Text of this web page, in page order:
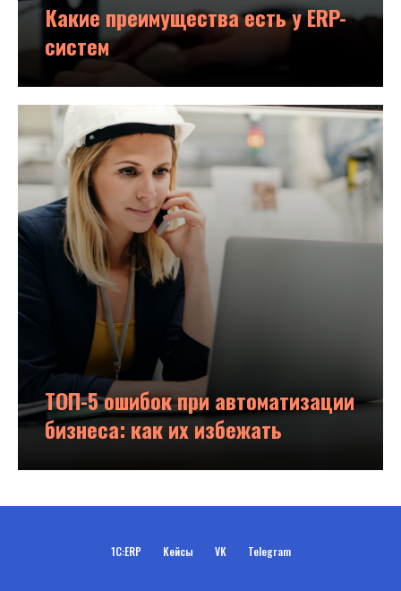
Какие преимущества есть у ERP-
систем
ТОП-5 ошибок при автоматизации
бизнеса: как их избежать
1С:ERP Кейсы VK Telegram